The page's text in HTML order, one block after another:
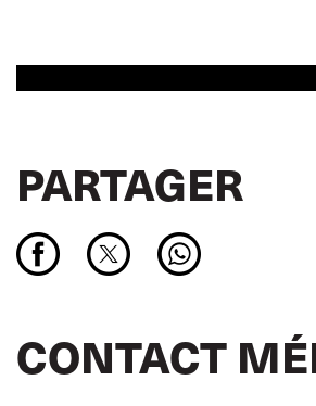
PARTAGER
CONTACT